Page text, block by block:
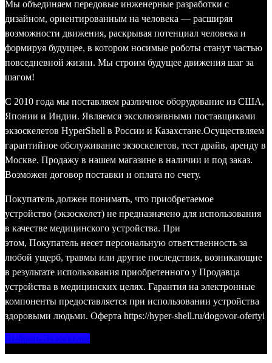
Мы объединяем передовые инженерные разработки с
дизайном, ориентированным на человека — расширяя
возможности движения, раскрывая потенциал человека и
формируя будущее, в котором носимые роботы станут частью
повседневной жизни. Мы строим будущее движения шаг за
шагом!
C 2010 года мы поставляем различное оборудование из США,
Японии и Индии. Являемся эксклюзивными поставщиками
экзоскелетов HyperShell в России и Казахстане.Осуществляем
гарантийное обслуживание экзоскелетов, тест драйв, аренду в
Москве. Продажу в нашем магазине в наличии и под заказ.
Возможен договор поставки и оплата по счету.
Покупатель должен понимать, что приобретаемое
устройство (экзоскелет) не предназначено для использования
в качестве медицинского устройства. При
этом, Покупатель несет персональную ответственность за
любой ущерб, травмы или другие последствия, возникающие
в результате использования приобретенного у Продавца
устройства в медицинских целях. Гарантия на электронные
компоненты предоставляется при использовании устройства
здоровыми людьми. Оферта https://hyper-shell.ru/dogovor-ofertyi
Выбрать Экзоскелет